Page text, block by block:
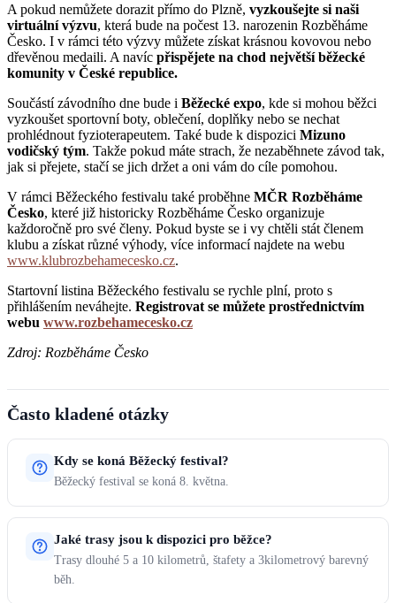
A pokud nemůžete dorazit přímo do Plzně, vyzkoušejte si naši
virtuální výzvu, která bude na počest 13. narozenin Rozběháme
Česko. I v rámci této výzvy můžete získat krásnou kovovou nebo
dřevěnou medaili. A navíc přispějete na chod největší běžecké
komunity v České republice.
Součástí závodního dne bude i Běžecké expo, kde si mohou běžci
vyzkoušet sportovní boty, oblečení, doplňky nebo se nechat
prohlédnout fyzioterapeutem. Také bude k dispozici Mizuno
vodičský tým. Takže pokud máte strach, že nezaběhnete závod tak,
jak si přejete, stačí se jich držet a oni vám do cíle pomohou.
V rámci Běžeckého festivalu také proběhne MČR Rozběháme
Česko, které již historicky Rozběháme Česko organizuje
každoročně pro své členy. Pokud byste se i vy chtěli stát členem
klubu a získat různé výhody, více informací najdete na webu
www.klubrozbehamecesko.cz.
Startovní listina Běžeckého festivalu se rychle plní, proto s
přihlášením neváhejte. Registrovat se můžete prostřednictvím
webu www.rozbehamecesko.cz
Zdroj: Rozběháme Česko
Často kladené otázky
Kdy se koná Běžecký festival?
Běžecký festival se koná 8. května.
Jaké trasy jsou k dispozici pro běžce?
Trasy dlouhé 5 a 10 kilometrů, štafety a 3kilometrový barevný
běh.